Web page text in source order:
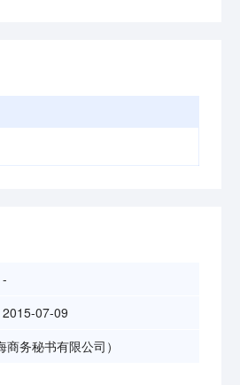
-
2015-07-09
务秘书有限公司）